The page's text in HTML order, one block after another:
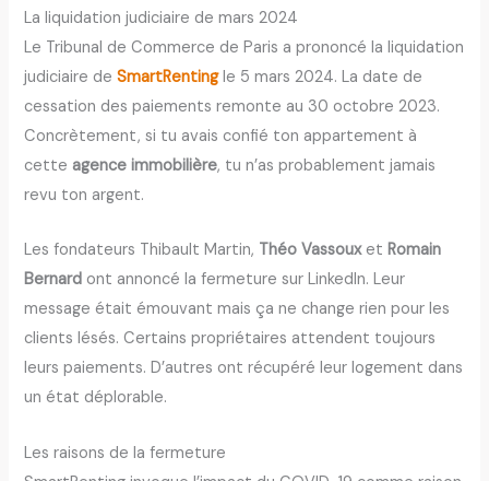
La liquidation judiciaire de mars 2024
Le Tribunal de Commerce de Paris a prononcé la liquidation
judiciaire deSmartRentingle 5 mars 2024. La date de
cessation des paiements remonte au 30 octobre 2023.
Concrètement, si tu avais confié ton appartement à
cette agence immobilière, tu n’as probablement jamais
revu ton argent.
Les fondateurs Thibault Martin, Théo VassouxetRomain
Bernard ont annoncé la fermeture sur LinkedIn. Leur
message était émouvant mais ça ne change rien pour les
clients lésés. Certains propriétaires attendent toujours
leurs paiements. D’autres ont récupéré leur logement dans
un état déplorable.
Les raisons de la fermeture